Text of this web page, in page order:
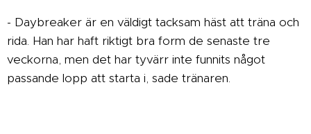
- Daybreaker är en väldigt tacksam häst att träna och
rida. Han har haft riktigt bra form de senaste tre
veckorna, men det har tyvärr inte funnits något
passande lopp att starta i, sade tränaren.